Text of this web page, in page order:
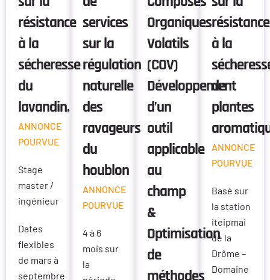
résistance
à la
sécheresse
du
lavandin.
ANNONCE
POURVUE
Stage
master /
ingénieur
Dates
flexibles
de mars à
septembre
services
sur la
régulation
naturelle
des
ravageurs
du
houblon
ANNONCE
POURVUE
4 à 6
mois sur
la
Organiques
Volatils
(COV)
Développement
d’un
outil
applicable
au
champ
&
Optimisation
de
résistance
à la
de
plantes
ANNONCE
POURVUE
Basé sur
la station
iteipmai
de la
Drôme –
Domaine